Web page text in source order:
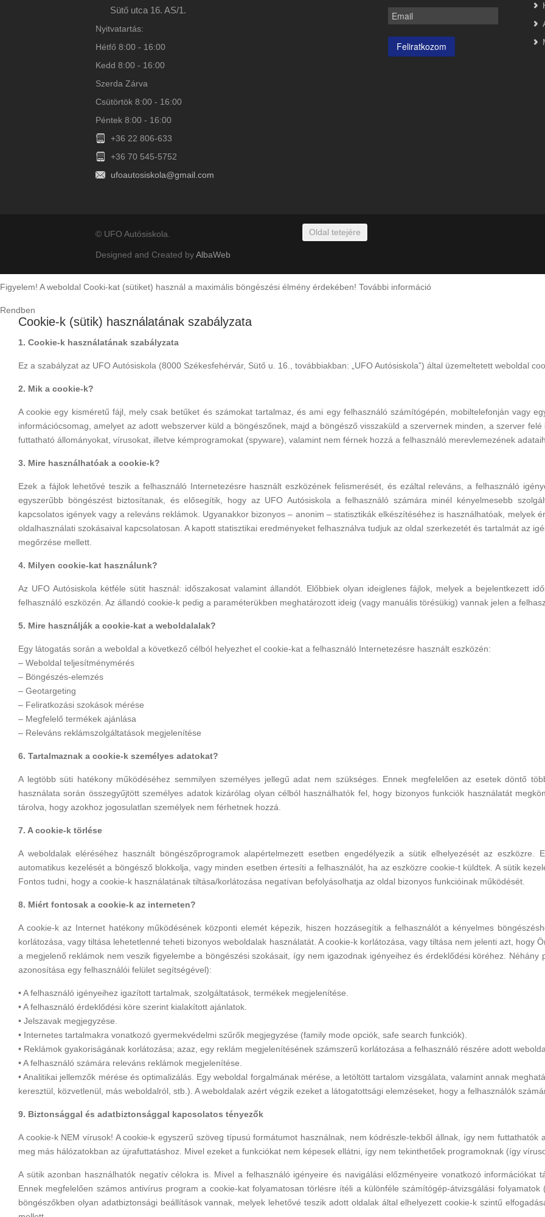
Sütő utca 16. AS/1.
Nyitvatartás:
Hétfő 8:00 - 16:00
Kedd 8:00 - 16:00
Szerda Zárva
Csütörtök 8:00 - 16:00
Péntek 8:00 - 16:00
+36 22 806-633
+36 70 545-5752
ufoautosiskola@gmail.com
© UFO Autósiskola.
Designed and Created byAlbaWeb
Oldal tetejére
Figyelem! A weboldal Cooki-kat (sütiket) használ a maximális böngészési élmény érdekében! További információ
Rendben
Cookie-k (sütik) használatának szabályzata
1. Cookie-k használatának szabályzata
Ez a szabályzat az UFO Autósiskola (8000 Székesfehérvár, Sütő u. 16., továbbiakban: „UFO Autósiskola”) által üzemeltetett weboldal
2. Mik a cookie-k?
A cookie egy kisméretű fájl, mely csak betűket és számokat tartalmaz, és ami egy felhasználó számítógépén, mobiltelefonján vagy
információcsomag, amelyet az adott webszerver küld a böngészőnek, majd a böngésző visszaküld a szervernek minden, a szerver
futtatható állományokat, vírusokat, illetve kémprogramokat (spyware), valamint nem férnek hozzá a felhasználó merevlemezének
3. Mire használhatóak a cookie-k?
Ezek a fájlok lehetővé teszik a felhasználó Internetezésre használt eszközének felismerését, és ezáltal releváns, a felhasználó
egyszerűbb böngészést biztosítanak, és elősegítik, hogy az UFO Autósiskola a felhasználó számára minél kényelmesebb
kapcsolatos igények vagy a releváns reklámok. Ugyanakkor bizonyos – anonim – statisztikák elkészítéséhez is használhatóak, melyek
oldalhasználati szokásaival kapcsolatosan. A kapott statisztikai eredményeket felhasználva tudjuk az oldal szerkezetét és tartalmát az
megőrzése mellett.
4. Milyen cookie-kat használunk?
Az UFO Autósiskola kétféle sütit használ: időszakosat valamint állandót. Előbbiek olyan ideiglenes fájlok, melyek a bejelentkezett
felhasználó eszközén. Az állandó cookie-k pedig a paraméterükben meghatározott ideig (vagy manuális törésükig) vannak jelen a
5. Mire használják a cookie-kat a weboldalalak?
Egy látogatás során a weboldal a következő célból helyezhet el cookie-kat a felhasználó Internetezésre használt eszközén:
– Weboldal teljesítménymérés
– Böngészés-elemzés
– Geotargeting
– Feliratkozási szokások mérése
– Megfelelő termékek ajánlása
– Releváns reklámszolgáltatások megjelenítése
6. Tartalmaznak a cookie-k személyes adatokat?
A legtöbb süti hatékony működéséhez semmilyen személyes jellegű adat nem szükséges. Ennek megfelelően az esetek döntő
használata során összegyűjtött személyes adatok kizárólag olyan célból használhatók fel, hogy bizonyos funkciók használatát
tárolva, hogy azokhoz jogosulatlan személyek nem férhetnek hozzá.
7. A cookie-k törlése
A weboldalak eléréséhez használt böngészőprogramok alapértelmezett esetben engedélyezik a sütik elhelyezését az
automatikus kezelését a böngésző blokkolja, vagy minden esetben értesíti a felhasználót, ha az eszközre cookie-t küldtek. A sütik
Fontos tudni, hogy a cookie-k használatának tiltása/korlátozása negatívan befolyásolhatja az oldal bizonyos funkcióinak működését.
8. Miért fontosak a cookie-k az interneten?
A cookie-k az Internet hatékony működésének központi elemét képezik, hiszen hozzásegítik a felhasználót a kényelmes
korlátozása, vagy tiltása lehetetlenné teheti bizonyos weboldalak használatát. A cookie-k korlátozása, vagy tiltása nem jelenti azt, hogy
a megjelenő reklámok nem veszik figyelembe a böngészési szokásait, így nem igazodnak igényeihez és érdeklődési köréhez.
azonosítása egy felhasználói felület segítségével):
• A felhasználó igényeihez igazított tartalmak, szolgáltatások, termékek megjelenítése.
• A felhasználó érdeklődési köre szerint kialakított ajánlatok.
• Jelszavak megjegyzése.
• Internetes tartalmakra vonatkozó gyermekvédelmi szűrők megjegyzése (family mode opciók, safe search funkciók).
• Reklámok gyakoriságának korlátozása; azaz, egy reklám megjelenítésének számszerű korlátozása a felhasználó részére adott
• A felhasználó számára releváns reklámok megjelenítése.
• Analitikai jellemzők mérése és optimalizálás. Egy weboldal forgalmának mérése, a letöltött tartalom vizsgálata, valamint annak
keresztül, közvetlenül, más weboldalról, stb.). A weboldalak azért végzik ezeket a látogatottsági elemzéseket, hogy a felhasználók
9. Biztonsággal és adatbiztonsággal kapcsolatos tényezők
A cookie-k NEM vírusok! A cookie-k egyszerű szöveg típusú formátumot használnak, nem kódrészle-tekből állnak, így nem
meg más hálózatokban az újrafuttatáshoz. Mivel ezeket a funkciókat nem képesek ellátni, így nem tekinthetőek programoknak (így
A sütik azonban használhatók negatív célokra is. Mivel a felhasználó igényeire és navigálási előzményeire vonatkozó információkat
Ennek megfelelően számos antivírus program a cookie-kat folyamatosan törlésre ítéli a különféle számítógép-átvizsgálási
böngészőkben olyan adatbiztonsági beállítások vannak, melyek lehetővé teszik adott oldalak által elhelyezett cookie-k szintű